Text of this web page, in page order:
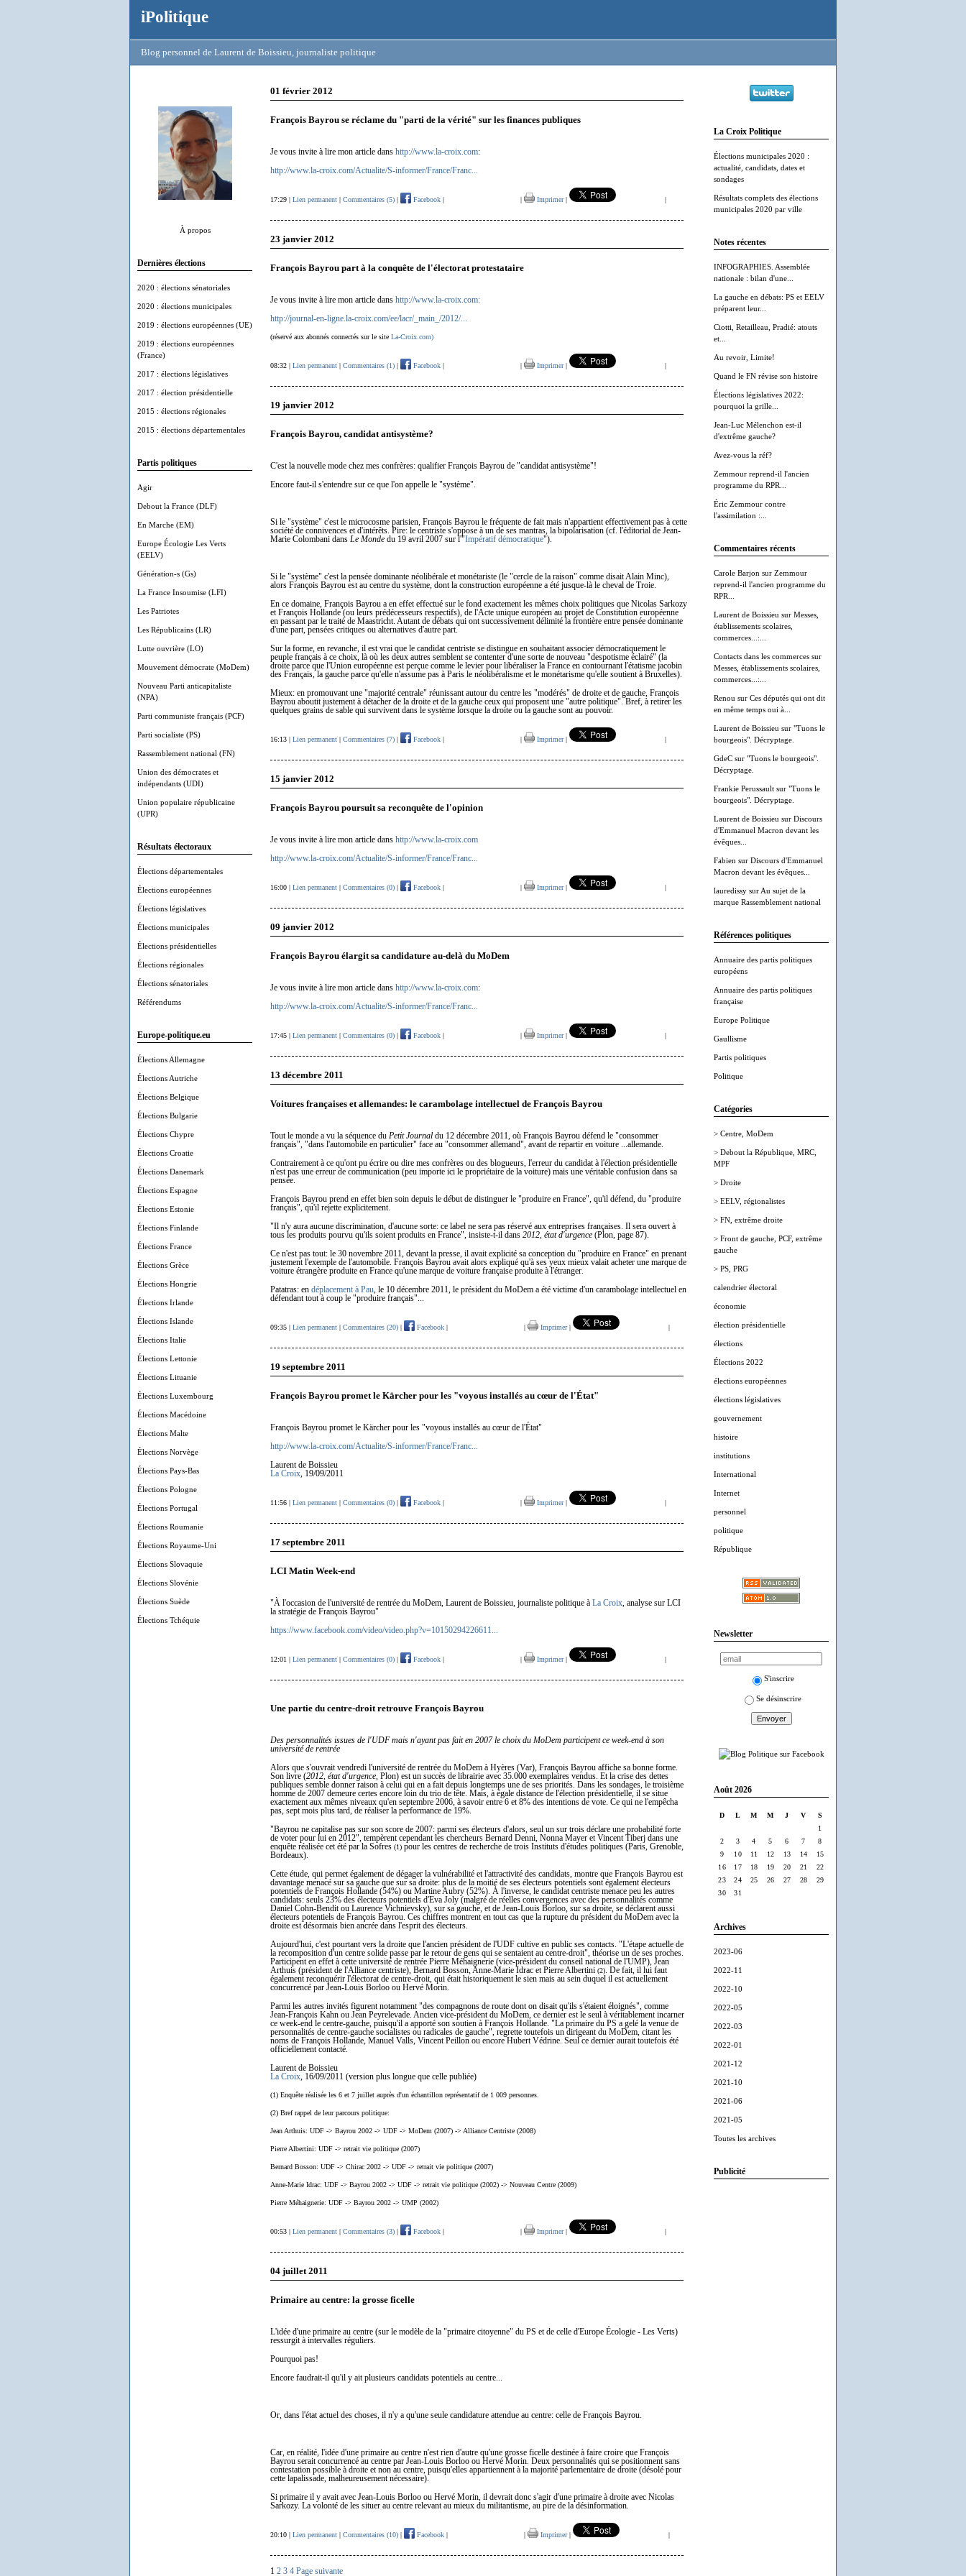
iPolitique
Blog personnel de Laurent de Boissieu, journaliste politique
À propos
Dernières élections
2020 : élections sénatoriales
2020 : élections municipales
2019 : élections européennes (UE)
2019 : élections européennes
(France)
2017 : élections législatives
2017 : élection présidentielle
2015 : élections régionales
2015 : élections départementales
Partis politiques
Agir
Debout la France (DLF)
En Marche (EM)
Europe Écologie Les Verts
(EELV)
Génération-s (Gs)
La France Insoumise (LFI)
Les Patriotes
Les Républicains (LR)
Lutte ouvrière (LO)
Mouvement démocrate (MoDem)
Nouveau Parti anticapitaliste
(NPA)
Parti communiste français (PCF)
Parti socialiste (PS)
Rassemblement national (FN)
Union des démocrates et
indépendants (UDI)
Union populaire républicaine
(UPR)
Résultats électoraux
Élections départementales
Élections européennes
Élections législatives
Élections municipales
Élections présidentielles
Élections régionales
Élections sénatoriales
Référendums
Europe-politique.eu
Élections Allemagne
Élections Autriche
Élections Belgique
Élections Bulgarie
Élections Chypre
Élections Croatie
Élections Danemark
Élections Espagne
Élections Estonie
Élections Finlande
Élections France
Élections Grèce
Élections Hongrie
Élections Irlande
Élections Islande
Élections Italie
Élections Lettonie
Élections Lituanie
Élections Luxembourg
Élections Macédoine
Élections Malte
Élections Norvège
Élections Pays-Bas
Élections Pologne
Élections Portugal
Élections Roumanie
Élections Royaume-Uni
Élections Slovaquie
Élections Slovénie
Élections Suède
Élections Tchéquie
La Croix Politique
Élections municipales 2020 :
actualité, candidats, dates et
sondages
Résultats complets des élections
municipales 2020 par ville
Notes récentes
INFOGRAPHIES. Assemblée
nationale : bilan d'une...
La gauche en débats: PS et EELV
préparent leur...
Ciotti, Retailleau, Pradié: atouts
et...
Au revoir, Limite!
Quand le FN révise son histoire
Élections législatives 2022:
pourquoi la grille...
Jean-Luc Mélenchon est-il
d'extrême gauche?
Avez-vous la réf?
Zemmour reprend-il l'ancien
programme du RPR...
Éric Zemmour contre
l'assimilation :...
Commentaires récents
Carole Barjon sur Zemmour
reprend-il l'ancien programme du
RPR...
Laurent de Boissieu sur Messes,
établissements scolaires,
commerces...:...
Contacts dans les commerces sur
Messes, établissements scolaires,
commerces...:...
Renou sur Ces députés qui ont dit
en même temps oui à...
Laurent de Boissieu sur "Tuons le
bourgeois". Décryptage.
GdeC sur "Tuons le bourgeois".
Décryptage.
Frankie Perussault sur "Tuons le
bourgeois". Décryptage.
Laurent de Boissieu sur Discours
d'Emmanuel Macron devant les
évêques...
Fabien sur Discours d'Emmanuel
Macron devant les évêques...
lauredissy sur Au sujet de la
marque Rassemblement national
Références politiques
Annuaire des partis politiques
européens
Annuaire des partis politiques
française
Europe Politique
Gaullisme
Partis politiques
Politique
Catégories
> Centre, MoDem
> Debout la République, MRC,
MPF
> Droite
> EELV, régionalistes
> FN, extrême droite
> Front de gauche, PCF, extrême
gauche
> PS, PRG
calendrier électoral
économie
élection présidentielle
élections
Élections 2022
élections européennes
élections législatives
gouvernement
histoire
institutions
International
Internet
personnel
politique
République
Newsletter
S'inscrire
Se désinscrire
Août 2026
D L M M J V
S
1
2
3 4 5 6 7
8
9
10 11 12 13 14
15
16
17 18 19 20 21
22
23
24 25 26 27 28
29
30
31
Archives
2023-06
2022-11
2022-10
2022-05
2022-03
2022-01
2021-12
2021-10
2021-06
2021-05
Toutes les archives
Publicité
01 février 2012
François Bayrou se réclame du "parti de la vérité" sur les finances publiques
Je vous invite à lire mon article dans http://www.la-croix.com:
http://www.la-croix.com/Actualite/S-informer/France/Franc...
17:29 | Lien permanent | Commentaires (5) | Facebook | | Imprimer| |
23 janvier 2012
François Bayrou part à la conquête de l'électorat protestataire
Je vous invite à lire mon article dans http://www.la-croix.com:
http://journal-en-ligne.la-croix.com/ee/lacr/_main_/2012/...
(réservé aux abonnés connectés sur le site La-Croix.com)
08:32 | Lien permanent | Commentaires (1) | Facebook | | Imprimer| |
19 janvier 2012
François Bayrou, candidat antisystème?
C'est la nouvelle mode chez mes confrères: qualifier François Bayrou de "candidat antisystème"!
Encore faut-il s'entendre sur ce que l'on appelle le "système".
Si le "système" c'est le microcosme parisien, François Bayrou le fréquente de fait mais n'appartient effectivement pas à cette
société de connivences et d'intérêts. Pire: le centriste s'oppose à un de ses mantras, la bipolarisation (cf. l'éditorial de Jean-
Marie Colombani dans Le Monde du 19 avril 2007 sur l'"Impératif démocratique").
Si le "système" c'est la pensée dominante néolibérale et monétariste (le "cercle de la raison" comme disait Alain Minc),
alors François Bayrou est au centre du système, dont la construction européenne a été jusque-là le cheval de Troie.
En ce domaine, François Bayrou a en effet effectué sur le fond exactement les mêmes choix politiques que Nicolas Sarkozy
et François Hollande (ou leurs prédécesseurs respectifs), de l'Acte unique européen au projet de Constitution européenne
en passant par le traité de Maastricht. Autant de débats qui ont successivement délimité la frontière entre pensée dominante
d'une part, pensées critiques ou alternatives d'autre part.
Sur la forme, en revanche, il est vrai que le candidat centriste se distingue en souhaitant associer démocratiquement le
peuple français à ce choix, là où les deux autres semblent se contenter d'une sorte de nouveau "despotisme éclairé" (la
droite parce que l'Union européenne est perçue comme le levier pour libéraliser la France en contournant l'étatisme jacobin
des Français, la gauche parce qu'elle n'assume pas à Paris le néolibéralisme et le monétarisme qu'elle soutient à Bruxelles).
Mieux: en promouvant une "majorité centrale" réunissant autour du centre les "modérés" de droite et de gauche, François
Bayrou aboutit justement à détacher de la droite et de la gauche ceux qui proposent une "autre politique". Bref, à retirer les
quelques grains de sable qui survivent dans le système lorsque la droite ou la gauche sont au pouvoir.
16:13 | Lien permanent | Commentaires (7) | Facebook | | Imprimer| |
15 janvier 2012
François Bayrou poursuit sa reconquête de l'opinion
Je vous invite à lire mon article dans http://www.la-croix.com
http://www.la-croix.com/Actualite/S-informer/France/Franc...
16:00 | Lien permanent | Commentaires (0) | Facebook | | Imprimer| |
09 janvier 2012
François Bayrou élargit sa candidature au-delà du MoDem
Je vous invite à lire mon article dans http://www.la-croix.com:
http://www.la-croix.com/Actualite/S-informer/France/Franc...
17:45 | Lien permanent | Commentaires (0) | Facebook | | Imprimer| |
13 décembre 2011
Voitures françaises et allemandes: le carambolage intellectuel de François Bayrou
Tout le monde a vu la séquence du Petit Journal du 12 décembre 2011, où François Bayrou défend le "consommer
français", "dans l'automobile en particulier" face au "consommer allemand", avant de repartir en voiture ...allemande.
Contrairement à ce qu'ont pu écrire ou dire mes confrères ou des blogueurs, l'erreur du candidat à l'élection présidentielle
n'est pas une erreur de communication (peu importe ici le propriétaire de la voiture) mais une véritable confusion dans sa
pensée.
François Bayrou prend en effet bien soin depuis le début de distinguer le "produire en France", qu'il défend, du "produire
français", qu'il rejette explicitement.
"Il n'y aura aucune discrimination, d'aucune sorte: ce label ne sera pas réservé aux entreprises françaises. Il sera ouvert à
tous les produits pourvu qu'ils soient produits en France", insiste-t-il dans 2012, état d'urgence (Plon, page 87).
Ce n'est pas tout: le 30 novembre 2011, devant la presse, il avait explicité sa conception du "produire en France" en prenant
justement l'exemple de l'automobile. François Bayrou avait alors expliqué qu'à ses yeux mieux valait acheter une marque de
voiture étrangère produite en France qu'une marque de voiture française produite à l'étranger
Patatras: en déplacement à Pau , le 10 décembre 2011, le président du MoDem a été victime d'un carambolage intellectuel en
défendant tout à coup le "produire français"...
09:35 | Lien permanent | Commentaires (20) | Facebook | | Imprimer| |
19 septembre 2011
François Bayrou promet le Kärcher pour les "voyous installés au cœur de l'État"
François Bayrou promet le Kärcher pour les "voyous installés au cœur de l'État"
http://www.la-croix.com/Actualite/S-informer/France/Franc...
Laurent de Boissieu
La Croix , 19/09/2011
11:56 | Lien permanent | Commentaires (0) | Facebook | | Imprimer| |
17 septembre 2011
LCI Matin Week-end
"À l'occasion de l'université de rentrée du MoDem, Laurent de Boissieu, journaliste politique à La Croix , analyse sur LCI
la stratégie de François Bayrou"
https://www.facebook.com/video/video.php?v=10150294226611...
12:01 | Lien permanent | Commentaires (0) | Facebook | | Imprimer| |
Une partie du centre-droit retrouve François Bayrou
Des personnalités issues de l'UDF mais n'ayant pas fait en 2007 le choix du MoDem participent ce week-end à son
université de rentrée
Alors que s'ouvrait vendredi l'université de rentrée du MoDem à Hyères (Var), François Bayrou affiche sa bonne forme.
Son livre (2012, état d'urgence , Plon) est un succès de librairie avec 35.000 exemplaires vendus. Et la crise des dettes
publiques semble donner raison à celui qui en a fait depuis longtemps une de ses priorités. Dans les sondages, le troisième
homme de 2007 demeure certes encore loin du trio de tête. Mais, à égale distance de l'élection présidentielle, il se situe
exactement aux mêmes niveaux qu'en septembre 2006, à savoir entre 6 et 8% des intentions de vote. Ce qui ne l'empêcha
pas, sept mois plus tard, de réaliser la performance de 19%.
"Bayrou ne capitalise pas sur son score de 2007: parmi ses électeurs d'alors, seul un sur trois déclare une probabilité forte
de voter pour lui en 2012", tempèrent cependant les chercheurs Bernard Denni, Nonna Mayer et Vincent Tiberj dans une
enquête réalisée cet été par la Sofres (1) pour les centres de recherche de trois Instituts d'études politiques (Paris, Grenoble,
Bordeaux).
Cette étude, qui permet également de dégager la vulnérabilité et l'attractivité des candidats, montre que François Bayrou est
davantage menacé sur sa gauche que sur sa droite: plus de la moitié de ses électeurs potentiels sont également électeurs
potentiels de François Hollande (54%) ou Martine Aubry (52%). À l'inverse, le candidat centriste menace peu les autres
candidats: seuls 23% des électeurs potentiels d'Eva Joly (malgré de réelles convergences avec des personnalités comme
Daniel Cohn-Bendit ou Laurence Vichnievsky), sur sa gauche, et de Jean-Louis Borloo, sur sa droite, se déclarent aussi
électeurs potentiels de François Bayrou. Ces chiffres montrent en tout cas que la rupture du président du MoDem avec la
droite est désormais bien ancrée dans l'esprit des électeurs.
Aujourd'hui, c'est pourtant vers la droite que l'ancien président de l'UDF cultive en public ses contacts. "L'étape actuelle de
la recomposition d'un centre solide passe par le retour de gens qui se sentaient au centre-droit", théorise un de ses proches.
Participent en effet à cette université de rentrée Pierre Méhaignerie (vice-président du conseil national de l'UMP), Jean
Arthuis (président de l'Alliance centriste), Bernard Bosson, Anne-Marie Idrac et Pierre Albertini (2) . De fait, il lui faut
également reconquérir l'électorat de centre-droit, qui était historiquement le sien mais au sein duquel il est actuellement
concurrencé par Jean-Louis Borloo ou Hervé Morin.
Parmi les autres invités figurent notamment "des compagnons de route dont on disait qu'ils s'étaient éloignés", comme
Jean-François Kahn ou Jean Peyrelevade. Ancien vice-président du MoDem, ce dernier est le seul à véritablement incarner
ce week-end le centre-gauche, puisqu'il a apporté son soutien à François Hollande. "La primaire du PS a gelé la venue de
personnalités de centre-gauche socialistes ou radicales de gauche", regrette toutefois un dirigeant du MoDem, citant les
noms de François Hollande, Manuel Valls, Vincent Peillon ou encore Hubert Védrine. Seul ce dernier aurait toutefois été
officiellement contacté.
Laurent de Boissieu
La Croix , 16/09/2011 (version plus longue que celle publiée)
(1) Enquête réalisée les 6 et 7 juillet auprès d'un échantillon représentatif de 1 009 personnes.
(2) Bref rappel de leur parcours politique:
Jean Arthuis: UDF -> Bayrou 2002 -> UDF -> MoDem (2007) -> Alliance Centriste (2008)
Pierre Albertini: UDF -> retrait vie politique (2007)
Bernard Bosson: UDF -> Chirac 2002 -> UDF -> retrait vie politique (2007)
Anne-Marie Idrac: UDF -> Bayrou 2002 -> UDF -> retrait vie politique (2002) -> Nouveau Centre (2009)
Pierre Méhaignerie: UDF -> Bayrou 2002 -> UMP (2002)
00:53 | Lien permanent | Commentaires (3) | Facebook | | Imprimer| |
04 juillet 2011
Primaire au centre: la grosse ficelle
L'idée d'une primaire au centre (sur le modèle de la "primaire citoyenne" du PS et de celle d'Europe Écologie - Les Verts)
ressurgit à intervalles réguliers.
Pourquoi pas!
Encore faudrait-il qu'il y ait plusieurs candidats potentiels au centre...
Or, dans l'état actuel des choses, il n'y a qu'une seule candidature attendue au centre: celle de François Bayrou.
Car, en réalité, l'idée d'une primaire au centre n'est rien d'autre qu'une grosse ficelle destinée à faire croire que François
Bayrou serait concurrencé au centre par Jean-Louis Borloo ou Hervé Morin. Deux personnalités qui se positionnent sans
contestation possible à droite et non au centre, puisqu'elles appartiennent à la majorité parlementaire de droite (désolé pour
cette lapalissade, malheureusement nécessaire).
Si primaire il y avait avec Jean-Louis Borloo ou Hervé Morin, il devrait donc s'agir d'une primaire à droite avec Nicolas
Sarkozy. La volonté de les situer au centre relevant au mieux du militantisme, au pire de la désinformation.
20:10 | Lien permanent | Commentaires (10) | Facebook | | Imprimer| |
1 2 3 4 Page suivante